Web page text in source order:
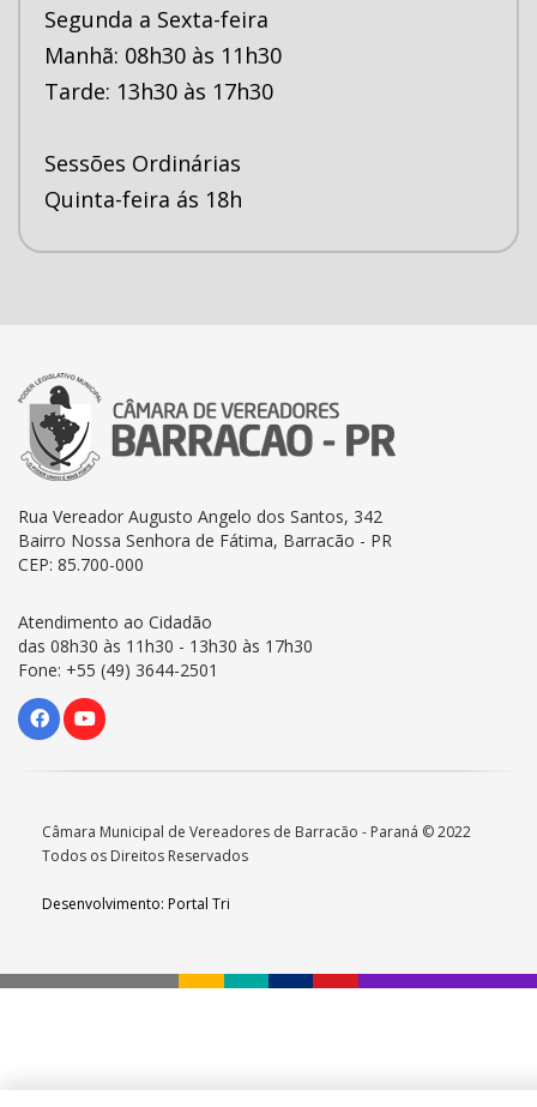
Segunda a Sexta-feira
Manhã: 08h30 às 11h30
Tarde: 13h30 às 17h30
Sessões Ordinárias
Quinta-feira ás 18h
Rua Vereador Augusto Angelo dos Santos, 342
Bairro Nossa Senhora de Fátima, Barracão - PR
CEP: 85.700-000
Atendimento ao Cidadão
das 08h30 às 11h30 - 13h30 às 17h30
Fone: +55 (49) 3644-2501
Câmara Municipal de Vereadores de Barracão - Paraná © 2022
Todos os Direitos Reservados
Desenvolvimento: Portal Tri